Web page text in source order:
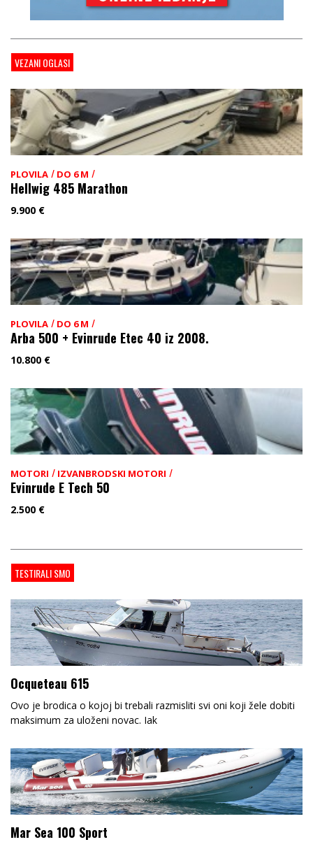
VEZANI OGLASI
PLOVILA / DO 6 M /
Hellwig 485 Marathon
9.900 €
PLOVILA / DO 6 M /
Arba 500 + Evinrude Etec 40 iz 2008.
10.800 €
MOTORI / IZVANBRODSKI MOTORI /
Evinrude E Tech 50
2.500 €
TESTIRALI SMO
Ocqueteau 615
Ovo je brodica o kojoj bi trebali razmisliti svi oni koji žele dobiti
maksimum za uloženi novac. Iak
Mar Sea 100 Sport